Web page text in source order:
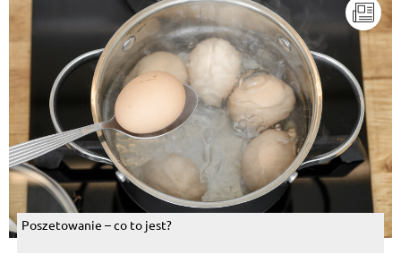
Poszetowanie – co to jest?